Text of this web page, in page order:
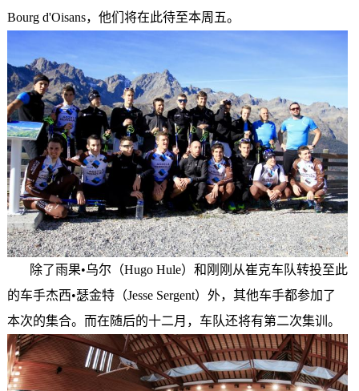
Bourg d'Oisans，他们将在此待至本周五。
除了雨果•乌尔（Hugo Hule）和刚刚从崔克车队转投至此
的车手杰西•瑟金特（Jesse Sergent）外，其他车手都参加了
本次的集合。而在随后的十二月，车队还将有第二次集训。